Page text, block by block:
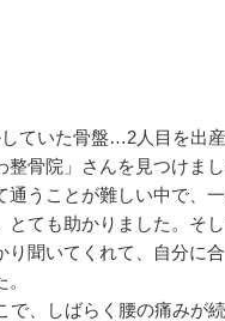
ていた骨盤…2人目を出
整骨院」さんを見つけま
通うことが難しい中で、
とても助かりました。そ
聞いてくれて、自分に
で、しばらく腰の痛みが